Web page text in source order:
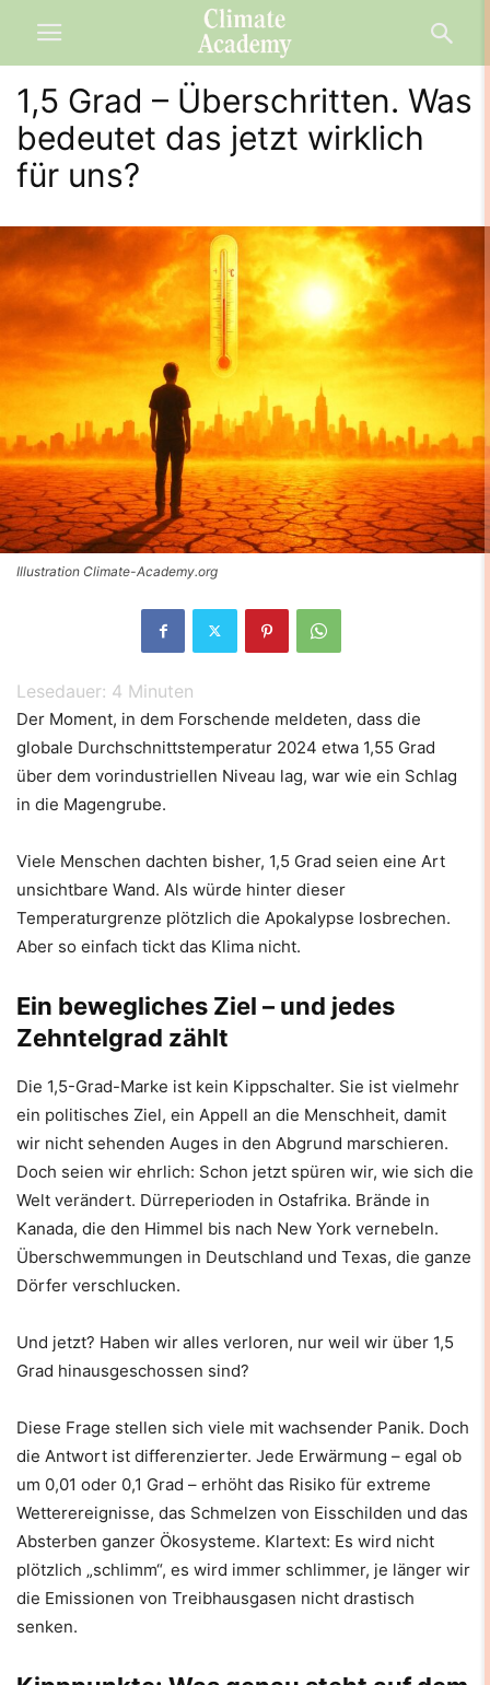
1,5 Grad – Überschritten. Was
bedeutet das jetzt wirklich
für uns?
Illustration Climate-Academy.org
Lesedauer: 4 Minuten
Der Moment, in dem Forschende meldeten, dass die
globale Durchschnittstemperatur 2024 etwa 1,55 Grad
über dem vorindustriellen Niveau lag, war wie ein Schlag
in die Magengrube.
Viele Menschen dachten bisher, 1,5 Grad seien eine Art
unsichtbare Wand. Als würde hinter dieser
Temperaturgrenze plötzlich die Apokalypse losbrechen.
Aber so einfach tickt das Klima nicht.
Ein bewegliches Ziel – und jedes
Zehntelgrad zählt
Die 1,5-Grad-Marke ist kein Kippschalter. Sie ist vielmehr
ein politisches Ziel, ein Appell an die Menschheit, damit
wir nicht sehenden Auges in den Abgrund marschieren.
Doch seien wir ehrlich: Schon jetzt spüren wir, wie sich die
Welt verändert. Dürreperioden in Ostafrika. Brände in
Kanada, die den Himmel bis nach New York vernebeln.
Überschwemmungen in Deutschland und Texas, die ganze
Dörfer verschlucken.
Und jetzt? Haben wir alles verloren, nur weil wir über 1,5
Grad hinausgeschossen sind?
Diese Frage stellen sich viele mit wachsender Panik. Doch
die Antwort ist differenzierter. Jede Erwärmung – egal ob
um 0,01 oder 0,1 Grad – erhöht das Risiko für extreme
Wetterereignisse, das Schmelzen von Eisschilden und das
Absterben ganzer Ökosysteme. Klartext: Es wird nicht
plötzlich „schlimm“, es wird immer schlimmer, je länger wir
die Emissionen von Treibhausgasen nicht drastisch
senken.